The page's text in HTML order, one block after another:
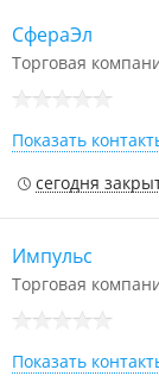
СфераЭл
Торговая
Показать
сегодня
Импульс
Торговая
Показать